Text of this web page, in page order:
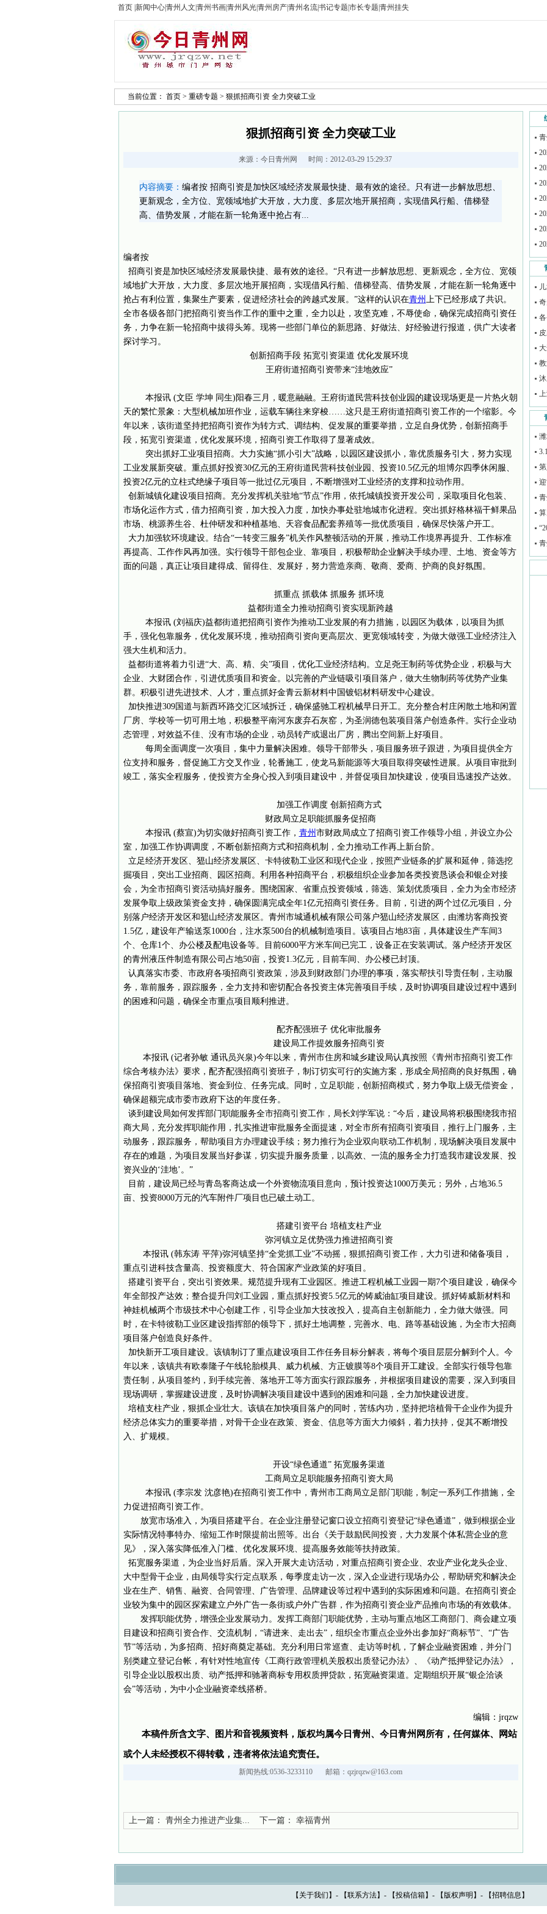
首页 新闻中心青州人文 青州书画青州风光青州房产青州名流书记专题 市长专题 青州挂失
当前位置： 首页 > 重磅专题 > 狠抓招商引资 全力突破工业
狠抓招商引资 全力突破工业
来源： 今日青州网 时间：2012-03-29 15:29:37
内容摘要： 编者按 招商引资是加快区域经济发展最快捷、最有效的途径。只有进一步解放思想、
更新观念，全方位、宽领域地扩大开放，大力度、多层次地开展招商，实现借风行船、借梯登
高、借势发展，才能在新一轮角逐中抢占有...
编者按
招商引资是加快区域经济发展最快捷、最有效的途径。“只有进一步解放思想、更新观念，全方位、宽领
域地扩大开放，大力度、多层次地开展招商，实现借风行船、借梯登高、借势发展，才能在新一轮角逐中
抢占有利位置，集聚生产要素，促进经济社会的跨越式发展。”这样的认识在青州 上下已经形成了共识。
全市各级各部门把招商引资当作工作的重中之重，全力以赴，攻坚克难，不辱使命，确保完成招商引资任
务，力争在新一轮招商中拔得头筹。现将一些部门单位的新思路、好做法、好经验进行报道，供广大读者
探讨学习。
创新招商手段 拓宽引资渠道 优化发展环境
王府街道招商引资带来“洼地效应”
本报讯 (文臣 学坤 同生)阳春三月，暖意融融。王府街道民营科技创业园的建设现场更是一片热火朝
天的繁忙景象：大型机械加班作业，运载车辆往来穿梭……这只是王府街道招商引资工作的一个缩影。今
年以来，该街道坚持把招商引资作为转方式、调结构、促发展的重要举措，立足自身优势，创新招商手
段，拓宽引资渠道，优化发展环境，招商引资工作取得了显著成效。
突出抓好工业项目招商。大力实施“抓小引大”战略，以园区建设抓小，靠优质服务引大，努力实现
工业发展新突破。重点抓好投资30亿元的王府街道民营科技创业园、投资10.5亿元的坦博尔四季休闲服、
投资2亿元的立柱式绝缘子项目等一批过亿元项目，不断增强对工业经济的支撑和拉动作用。
创新城镇化建设项目招商。充分发挥机关驻地“节点”作用，依托城镇投资开发公司，采取项目化包装、
市场化运作方式，借力招商引资，加大投入力度，加快办事处驻地城市化进程。突出抓好格林福干鲜果品
市场、桃源养生谷、杜仲研发和种植基地、天容食品配套养殖等一批优质项目，确保尽快落户开工。
大力加强软环境建设。结合“一转变三服务”机关作风整顿活动的开展，推动工作境界再提升、工作标准
再提高、工作作风再加强。实行领导干部包企业、靠项目，积极帮助企业解决手续办理、土地、资金等方
面的问题，真正让项目建得成、留得住、发展好，努力营造亲商、敬商、爱商、护商的良好氛围。
抓重点 抓载体 抓服务 抓环境
益都街道全力推动招商引资实现新跨越
本报讯 (刘福庆)益都街道把招商引资作为推动工业发展的有力措施，以园区为载体，以项目为抓
手，强化包靠服务，优化发展环境，推动招商引资向更高层次、更宽领域转变，为做大做强工业经济注入
强大生机和活力。
益都街道将着力引进“大、高、精、尖”项目，优化工业经济结构。立足尧王制药等优势企业，积极与大
企业、大财团合作，引进优质项目和资金。以完善的产业链吸引项目落户，做大生物制药等优势产业集
群。积极引进先进技术、人才，重点抓好金青云新材料中国镀铝材料研发中心建设。
加快推进309国道与新西环路交汇区域拆迁，确保盛驰工程机械早日开工。充分整合村庄闲散土地和闲置
厂房、学校等一切可用土地，积极整平南河东废弃石灰窑，为圣润德包装项目落户创造条件。实行企业动
态管理，对效益不佳、没有市场的企业，动员转产或退出厂房，腾出空间新上好项目。
每周全面调度一次项目，集中力量解决困难。领导干部带头，项目服务班子跟进，为项目提供全方
位支持和服务，督促施工方交叉作业，轮番施工，使龙马新能源等大项目取得突破性进展。从项目审批到
竣工，落实全程服务，使投资方全身心投入到项目建设中，并督促项目加快建设，使项目迅速投产达效。
加强工作调度 创新招商方式
财政局立足职能抓服务促招商
本报讯 (蔡宣)为切实做好招商引资工作， 青州 市财政局成立了招商引资工作领导小组，并设立办公
室，加强工作协调调度，不断创新招商方式和招商机制，全力推动工作再上新台阶。
立足经济开发区、峱山经济发展区、卡特彼勒工业区和现代企业，按照产业链条的扩展和延伸，筛选挖
掘项目，突出工业招商、园区招商。利用各种招商平台，积极组织企业参加各类投资恳谈会和银企对接
会，为全市招商引资活动搞好服务。围绕国家、省重点投资领域，筛选、策划优质项目，全力为全市经济
发展争取上级政策资金支持，确保圆满完成全年1亿元招商引资任务。目前，引进的两个过亿元项目，分
别落户经济开发区和峱山经济发展区。青州市城通机械有限公司落户峱山经济发展区，由潍坊客商投资
1.5亿，建设年产输送泵1000台，注水泵500台的机械制造项目。该项目占地83亩，具体建设生产车间3
个、仓库1个、办公楼及配电设备等。目前6000平方米车间已完工，设备正在安装调试。落户经济开发区
的青州液压件制造有限公司占地50亩，投资1.3亿元，目前车间、办公楼已封顶。
认真落实市委、市政府各项招商引资政策，涉及到财政部门办理的事项，落实帮扶引导责任制，主动服
务，靠前服务，跟踪服务，全力支持和密切配合各投资主体完善项目手续，及时协调项目建设过程中遇到
的困难和问题，确保全市重点项目顺利推进。
配齐配强班子 优化审批服务
建设局工作提效服务招商引资
本报讯 (记者孙敏 通讯员兴泉)今年以来，青州市住房和城乡建设局认真按照《青州市招商引资工作
综合考核办法》要求，配齐配强招商引资班子，制订切实可行的实施方案，形成全局招商的良好氛围，确
保招商引资项目落地、资金到位、任务完成。同时，立足职能，创新招商模式，努力争取上级无偿资金，
确保超额完成市委市政府下达的年度任务。
谈到建设局如何发挥部门职能服务全市招商引资工作，局长刘学军说：“今后，建设局将积极围绕我市招
商大局，充分发挥职能作用，扎实推进审批服务全面提速，对全市所有招商引资项目，推行上门服务，主
动服务，跟踪服务，帮助项目方办理建设手续；努力推行为企业双向联动工作机制，现场解决项目发展中
存在的难题，为项目发展当好参谋，切实提升服务质量，以高效、一流的服务全力打造我市建设发展、投
资兴业的‘洼地’。”
目前，建设局已经与青岛客商达成一个外资物流项目意向，预计投资达1000万美元；另外，占地36.5
亩、投资8000万元的汽车附件厂项目也已破土动工。
搭建引资平台 培植支柱产业
弥河镇立足优势强力推进招商引资
本报讯 (韩东涛 平萍)弥河镇坚持“全党抓工业”不动摇，狠抓招商引资工作，大力引进和储备项目，
重点引进科技含量高、投资额度大、符合国家产业政策的好项目。
搭建引资平台，突出引资效果。规范提升现有工业园区。推进工程机械工业园一期7个项目建设，确保今
年全部投产达效；整合提升闫刘工业园，重点抓好投资5.5亿元的铸威油缸项目建设。抓好铸威新材料和
神娃机械两个市级技术中心创建工作，引导企业加大技改投入，提高自主创新能力，全力做大做强。同
时，在卡特彼勒工业区建设指挥部的领导下，抓好土地调整，完善水、电、路等基础设施，为全市大招商
项目落户创造良好条件。
加快新开工项目建设。该镇制订了重点建设项目工作任务目标分解表，将每个项目层层分解到个人。今
年以来，该镇共有欧泰隆子午线轮胎模具、威力机械、方正镀膜等8个项目开工建设。全部实行领导包靠
责任制，从项目签约，到手续完善、落地开工等方面实行跟踪服务，并根据项目建设的需要，深入到项目
现场调研，掌握建设进度，及时协调解决项目建设中遇到的困难和问题，全力加快建设进度。
培植支柱产业，狠抓企业壮大。该镇在加快项目落户的同时，苦练内功，坚持把培植骨干企业作为提升
经济总体实力的重要举措，对骨干企业在政策、资金、信息等方面大力倾斜，着力扶持，促其不断增投
入、扩规模。
开设“绿色通道” 拓宽服务渠道
工商局立足职能服务招商引资大局
本报讯 (李宗发 沈彦艳)在招商引资工作中，青州市工商局立足部门职能，制定一系列工作措施，全
力促进招商引资工作。
放宽市场准入，为项目搭建平台。在企业注册登记窗口设立招商引资登记“绿色通道”，做到根据企业
实际情况特事特办、缩短工作时限提前出照等。出台《关于鼓励民间投资，大力发展个体私营企业的意
见》，深入落实降低准入门槛、优化发展环境、提高服务效能等扶持政策。
拓宽服务渠道，为企业当好后盾。深入开展大走访活动，对重点招商引资企业、农业产业化龙头企业、
大中型骨干企业，由局领导实行定点联系，每季度走访一次，深入企业进行现场办公，帮助研究和解决企
业在生产、销售、融资、合同管理、广告管理、品牌建设等过程中遇到的实际困难和问题。在招商引资企
业较为集中的园区探索建立户外广告一条街或户外广告群，作为招商引资企业产品推向市场的有效载体。
发挥职能优势，增强企业发展动力。发挥工商部门职能优势，主动与重点地区工商部门、商会建立项
目建设和招商引资合作、交流机制，“请进来、走出去”，组织全市重点企业外出参加好“商标节”、“广告
节”等活动，为多招商、招好商奠定基础。充分利用日常巡查、走访等时机，了解企业融资困难，并分门
别类建立登记台帐，有针对性地宣传《工商行政管理机关股权出质登记办法》、《动产抵押登记办法》，
引导企业以股权出质、动产抵押和驰著商标专用权质押贷款，拓宽融资渠道。定期组织开展“银企洽谈
会”等活动，为中小企业融资牵线搭桥。
编辑：jrqzw
本稿件所含文字、图片和音视频资料，版权均属今日青州、今日青州网所有，任何媒体、网站
或个人未经授权不得转载，违者将依法追究责任。
新闻热线:0536-3233110 邮箱：qzjrqzw@163.com
上一篇： 青州全力推进产业集... 下一篇： 幸福青州
【 关于我们 】- 【联系方法】- 【投稿信箱 】- 【版权声明 】- 【招聘信息 】